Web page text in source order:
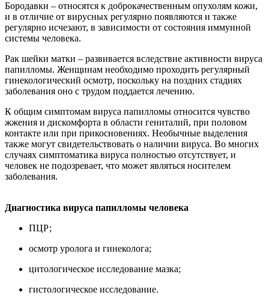
Бородавки – относятся к доброкачественным опухолям кожи,
и в отличие от вирусных регулярно появляются и также
регулярно исчезают, в зависимости от состояния иммунной
системы человека.
Рак шейки матки – развивается вследствие активности вируса
папилломы. Женщинам необходимо проходить регулярный
гинекологический осмотр, поскольку на поздних стадиях
заболевания оно с трудом поддается лечению.
К общим симптомам вируса папилломы относится чувство
жжения и дискомфорта в области гениталий, при половом
контакте или при прикосновениях. Необычные выделения
также могут свидетельствовать о наличии вируса. Во многих
случаях симптоматика вируса полностью отсутствует, и
человек не подозревает, что может являться носителем
заболевания.
Диагностика вируса папилломы человека
ПЦР;
осмотр уролога и гинеколога;
цитологическое исследование мазка;
гистологическое исследование.